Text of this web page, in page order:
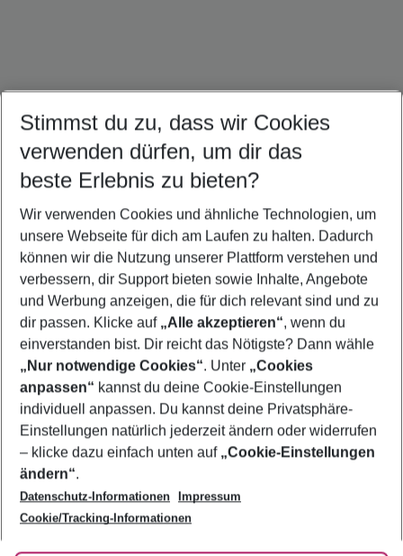
Quicklinks
Flug & Hotel Toronto
Pauschalreisen Toronto
Footer
Footer navigation
Über uns
AGB
Bestpreisgarantie
Cookie-Einstellungen ändern
Cookie-Richtlinie
Agenturbetreuung
Barrierefreies Reisen
Folge uns
Stimmst du zu, dass wir Cookies
verwenden dürfen, um dir das
beste Erlebnis zu bieten?
Wir verwenden Cookies und ähnliche Technologien, um
unsere Webseite für dich am Laufen zu halten. Dadurch
können wir die Nutzung unserer Plattform verstehen und
verbessern, dir Support bieten sowie Inhalte, Angebote
und Werbung anzeigen, die für dich relevant sind und zu
dir passen. Klicke auf „Alle akzeptieren“, wenn du
einverstanden bist. Dir reicht das Nötigste? Dann wähle
„Nur notwendige Cookies“. Unter „Cookies
anpassen“ kannst du deine Cookie-Einstellungen
individuell anpassen. Du kannst deine Privatsphäre-
Einstellungen natürlich jederzeit ändern oder widerrufen
– klicke dazu einfach unten auf „Cookie-Einstellungen
ändern“.
Datenschutz-Informationen
Impressum
Cookie/Tracking-Informationen